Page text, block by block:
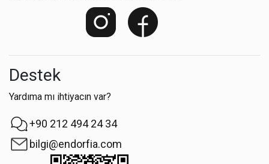
Destek
Yardıma mı ihtiyacın var?
+90 212 494 24 34
bilgi@endorfia.com